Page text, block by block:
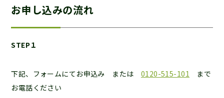
お申し込みの流れ
STEP１
下記、フォームにてお申込み または 0120-515-101 まで
お電話ください